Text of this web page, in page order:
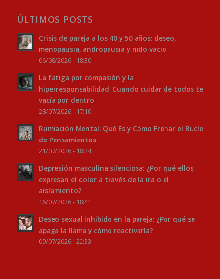
ÚLTIMOS POSTS
Crisis de pareja a los 40 y 50 años: deseo,
menopausia, andropausia y nido vacío
06/08/2026 - 18:30
La fatiga por compasión y la
hiperresponsabilidad: Cuando cuidar de todos te
vacía por dentro
28/07/2026 - 17:10
Rumiación Mental: Qué Es y Cómo Frenar el Bucle
de Pensamientos
21/07/2026 - 18:24
Depresión masculina silenciosa: ¿Por qué ellos
expresan el dolor a través de la ira o el
aislamiento?
16/07/2026 - 18:41
Deseo sexual inhibido en la pareja: ¿Por qué se
apaga la llama y cómo reactivarla?
09/07/2026 - 22:33